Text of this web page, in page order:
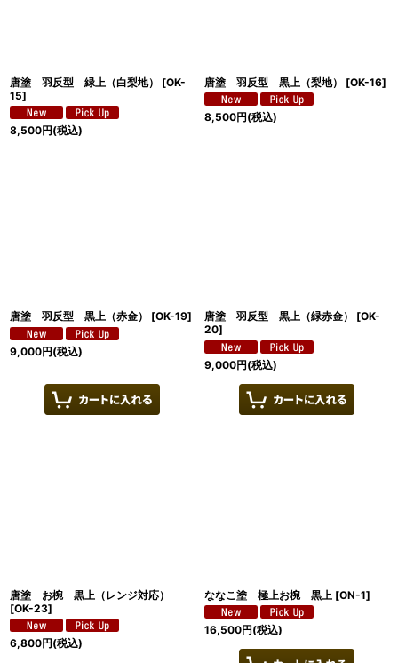
唐塗 羽反型 緑上（白梨地） [OK-
15]
8,500円(税込)
唐塗 羽反型 黒上（梨地） [OK-16]
8,500円(税込)
唐塗 羽反型 黒上（赤金） [OK-19]
9,000円(税込)
唐塗 羽反型 黒上（緑赤金） [OK-
20]
9,000円(税込)
唐塗 お椀 黒上（レンジ対応）
[OK-23]
6,800円(税込)
ななこ塗 極上お椀 黒上 [ON-1]
16,500円(税込)